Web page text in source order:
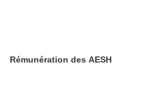
Rémunération des AESH